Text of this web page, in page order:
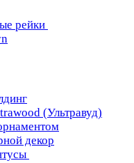
рейки
(Ультравуд)
декор